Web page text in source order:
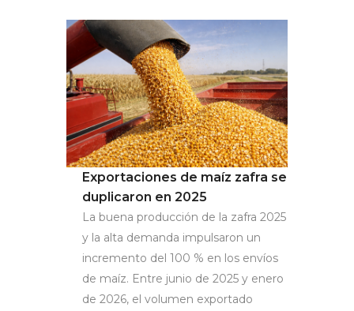
Exportaciones de maíz zafra se
duplicaron en 2025
La buena producción de la zafra 2025
y la alta demanda impulsaron un
incremento del 100 % en los envíos
de maíz. Entre junio de 2025 y enero
de 2026, el volumen exportado